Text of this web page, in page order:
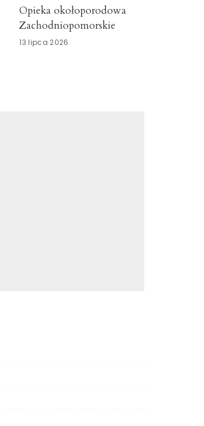
Opieka okołoporodowa
Zachodniopomorskie
13 lipca 2026